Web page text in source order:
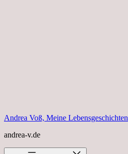
Andrea Voß, Meine Lebensgeschichten
andrea-v.de